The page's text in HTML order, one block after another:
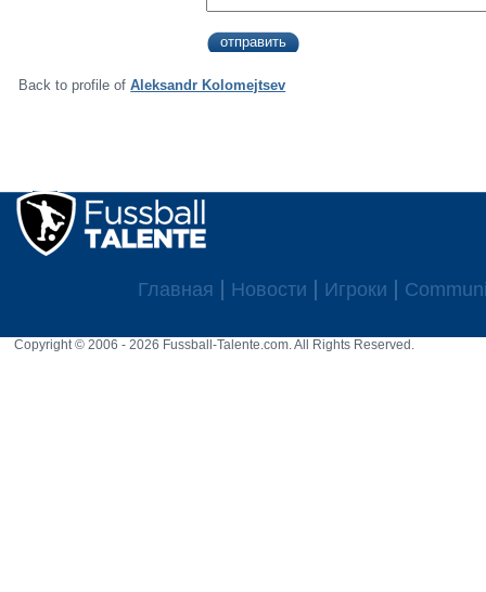
Back to profile ofAleksandr Kolomejtsev
Главная Новости Игроки
Copyright © 2006 - 2026 Fussball-Talente.com. All Rights Reserved.